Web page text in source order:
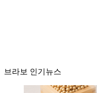
브라보 인기뉴스